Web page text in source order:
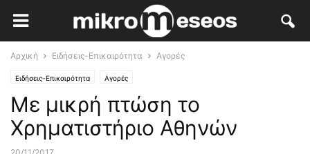
Αρχική Ειδήσεις-Επικαιρότητα Αγορές
Ειδήσεις-Επικαιρότητα Αγορές
Με μικρή πτώση το
Χρηματιστήριο Αθηνών